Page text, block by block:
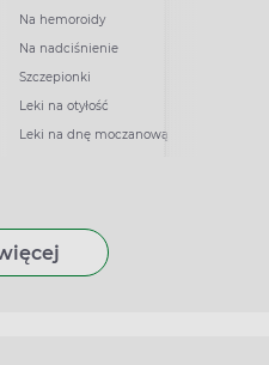
Na hemoroidy
Na nadciśnienie
Szczepionki
Leki na otyłość
Leki na dnę moczanową